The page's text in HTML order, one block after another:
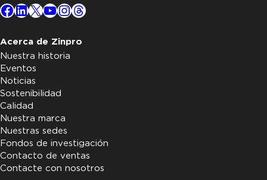
Facebook
LinkedIn
X YouTube
Instagram
Threads
Acerca de Zinpro
Nuestra historia
Eventos
Noticias
Sostenibilidad
Calidad
Nuestra marca
Nuestras sedes
Fondos de investigación
Contacto de ventas
Contacte con nosotros